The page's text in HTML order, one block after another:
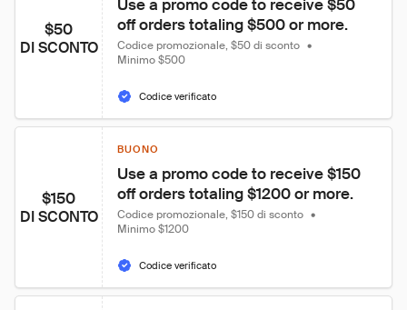
$50
DI SCONTO
Use a promo code to receive $50
off orders totaling $500 or more.
Codice promozionale, $50 di sconto •
Minimo $500
Codice verificato
$150
DI SCONTO
BUONO
Use a promo code to receive $150
off orders totaling $1200 or more.
Codice promozionale, $150 di sconto •
Minimo $1200
Codice verificato